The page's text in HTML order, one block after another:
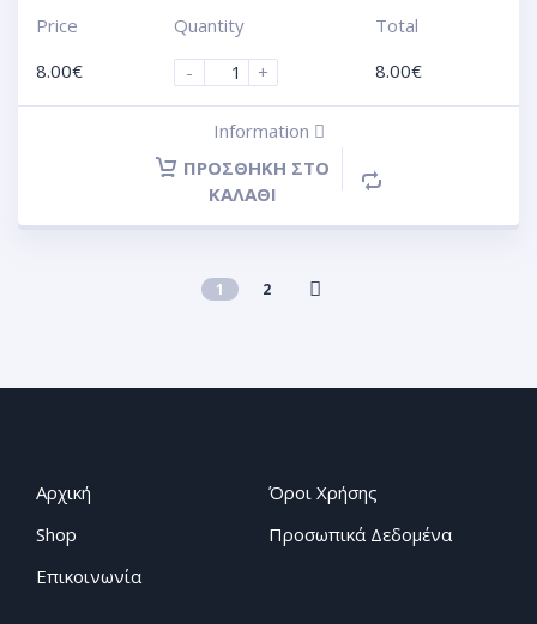
Price
8.00€
Quantity
-
+
Total
8.00€
Information
ΠΡΟΣΘΉΚΗ ΣΤΟ
ΚΑΛΆΘΙ
1 2
Αρχική
Shop
Επικοινωνία
Όροι Χρήσης
Προσωπικά Δεδομένα